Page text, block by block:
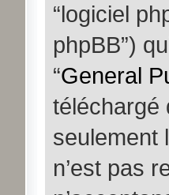
“logiciel
phpBB”)
“General
téléchargé
seulement
n’est pas